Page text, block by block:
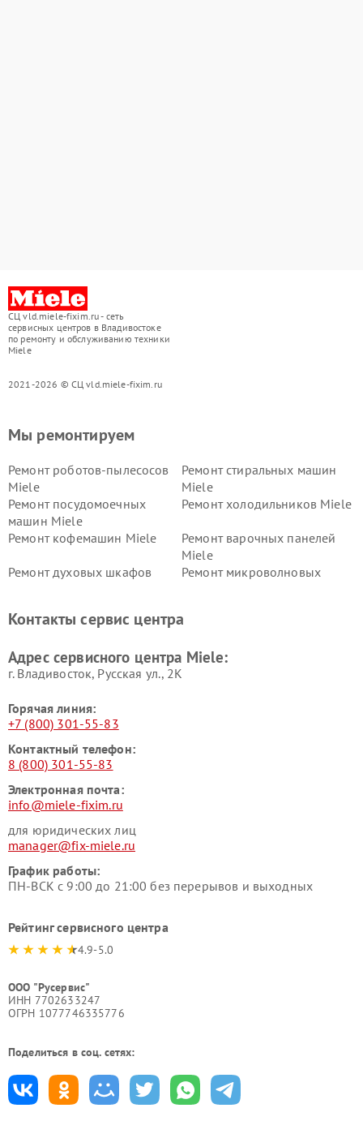
СЦ vld.miele-fixim.ru - сеть
сервисных центров в Владивостоке
по ремонту и обслуживанию техники
Miele
2021-2026 © СЦ vld.miele-fixim.ru
Мы ремонтируем
Ремонт роботов-пылесосов
Miele
Ремонт стиральных машин
Miele
Ремонт посудомоечных
машин Miele
Ремонт холодильников Miele
Ремонт кофемашин Miele
Ремонт варочных панелей
Miele
Ремонт духовых шкафов
Ремонт микроволновых
Miele
Miele
пылесосов Miele
Контакты сервис центра
Адрес сервисного центра Miele:
г. Владивосток, Русская ул., 2К
Горячая линия:
+7 (800) 301-55-83
Контактный телефон:
8 (800) 301-55-83
Электронная почта:
info@miele-fixim.ru
для юридических лиц
manager@fix-miele.ru
График работы:
ПН-ВСК с 9:00 до 21:00 без перерывов и выходных
Рейтинг сервисного центра
4.9-5.0
ООО "Русервис"
ИНН 7702633247
ОГРН 1077746335776
Поделиться в соц. сетях: